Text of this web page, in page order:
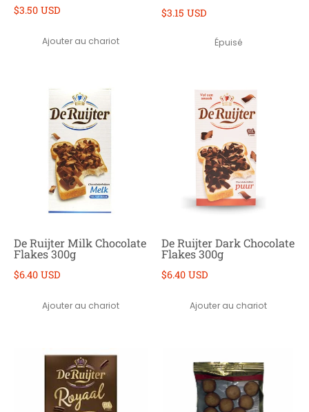
$3.50 USD
Ajouter au chariot
$3.15 USD
Épuisé
De Ruijter Milk Chocolate
Flakes 300g
$6.40 USD
Ajouter au chariot
De Ruijter Dark Chocolate
Flakes 300g
$6.40 USD
Ajouter au chariot